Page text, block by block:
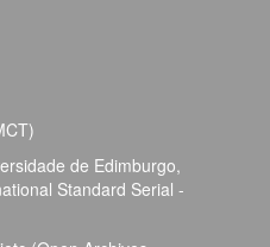
de Edimburgo,
Standard Serial -